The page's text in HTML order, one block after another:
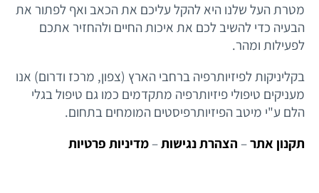
מטרת העל שלנו היא להקל עליכם את הכאב ואף לפתור את
הבעיה כדי להשיב לכם את איכות החיים ולהחזיר אתכם
לפעילות ומהר.
בקליניקות לפיזיותרפיה ברחבי הארץ (צפון, מרכז ודרום) אנו
מעניקים טיפולי פיזיותרפיה מתקדמים כמו גם טיפול בגלי
הלם ע"י מיטב הפיזיותרפיסטים המומחים בתחום.
תקנון אתר– הצהרת נגישות–מדיניות פרטיות